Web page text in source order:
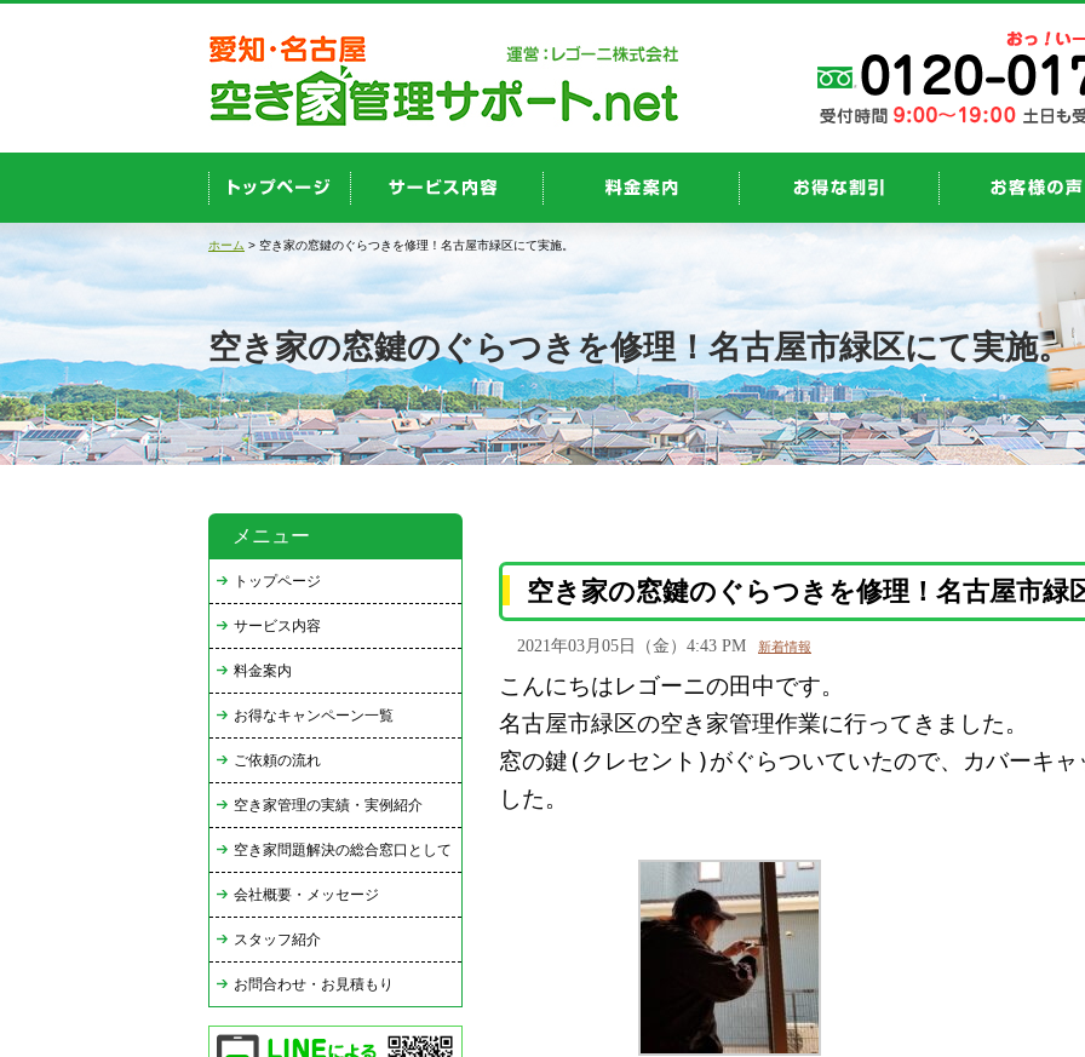
ホーム > 空き家の窓鍵のぐらつきを修理！名古屋市緑区にて実施。
空き家の窓鍵のぐらつきを修理！名古屋市緑区にて実施。
空き家の窓鍵のぐらつきを修理！名古屋市緑
2021年03月05日（金）4:43 PM 新着情報
こんにちはレゴーニの田中です。
名古屋市緑区の空き家管理作業に行ってきました。
窓の鍵(クレセント)がぐらついていたので、カバーキャ
した。
メニュー
トップページ
サービス内容
料金案内
お得なキャンペーン一覧
ご依頼の流れ
空き家管理の実績・実例紹介
空き家問題解決の総合窓口として
会社概要・メッセージ
スタッフ紹介
お問合わせ・お見積もり